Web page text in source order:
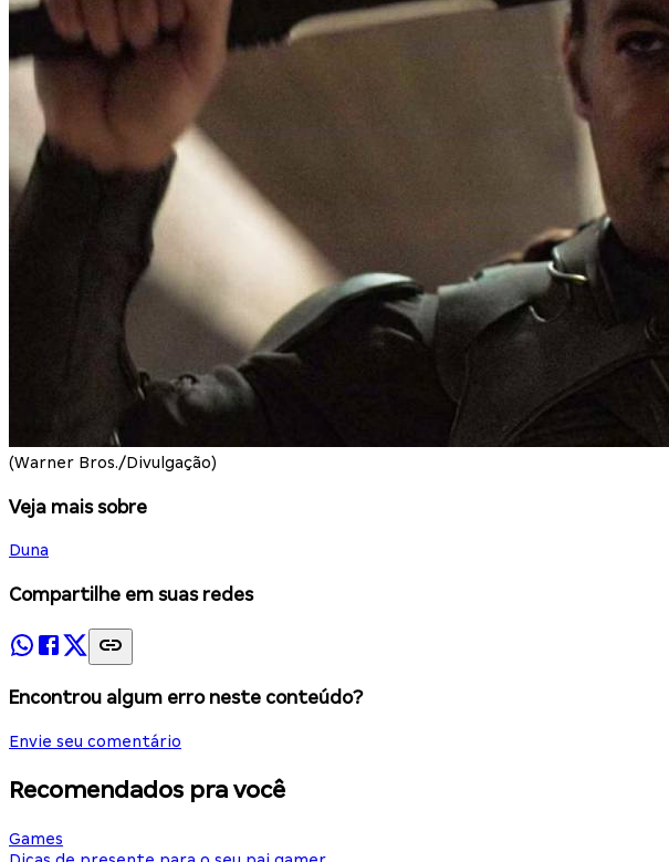
(Warner Bros./Divulgação)
Veja mais sobre
Duna
Compartilhe em suas redes
Encontrou algum erro neste conteúdo?
Envie seu comentário
Recomendados pra você
Games